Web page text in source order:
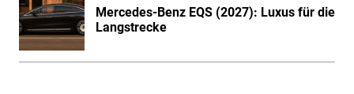
Mercedes-Benz EQS (2027): Luxus für die
Langstrecke